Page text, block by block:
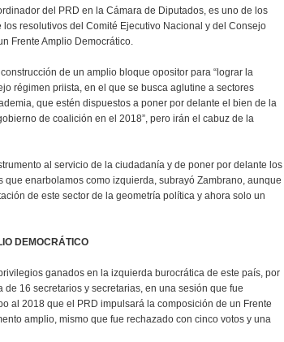
del PRD en la Cámara de Diputados, es uno de los
resolutivos del Comité Ejecutivo Nacional y del Consejo
Frente Amplio Democrático.
de un amplio bloque opositor para “lograr la
régimen priista, en el que se busca aglutine a sectores
que estén dispuestos a poner por delante el bien de la
de coalición en el 2018”, pero irán el cabuz de la
al servicio de la ciudadanía y de poner por delante los
enarbolamos como izquierda, subrayó Zambrano, aunque
de este sector de la geometría política y ahora solo un
DEMOCRÁTICO
ganados en la izquierda burocrática de este país, por
16 secretarios y secretarias, en una sesión que fue
al 2018 que el PRD impulsará la composición de un Frente
amplio, mismo que fue rechazado con cinco votos y una